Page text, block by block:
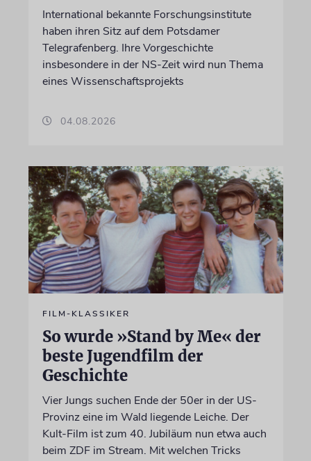
International bekannte Forschungsinstitute
haben ihren Sitz auf dem Potsdamer
Telegrafenberg. Ihre Vorgeschichte
insbesondere in der NS-Zeit wird nun Thema
eines Wissenschaftsprojekts
04.08.2026
FILM-KLASSIKER
So wurde »Stand by Me« der
beste Jugendfilm der
Geschichte
Vier Jungs suchen Ende der 50er in der US-
Provinz eine im Wald liegende Leiche. Der
Kult-Film ist zum 40. Jubiläum nun etwa auch
beim ZDF im Stream. Mit welchen Tricks